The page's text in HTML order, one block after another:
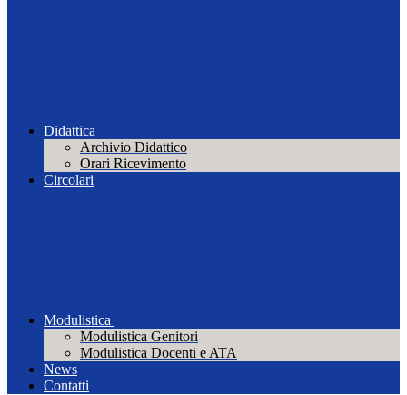
Didattica
Archivio Didattico
Orari Ricevimento
Circolari
Modulistica
Modulistica Genitori
Modulistica Docenti e ATA
News
Contatti